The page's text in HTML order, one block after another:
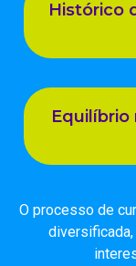
Histórico
O processo de